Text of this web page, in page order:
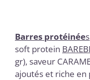
Barres protéinées
soft protein
gr), saveur
ajoutés et riche en